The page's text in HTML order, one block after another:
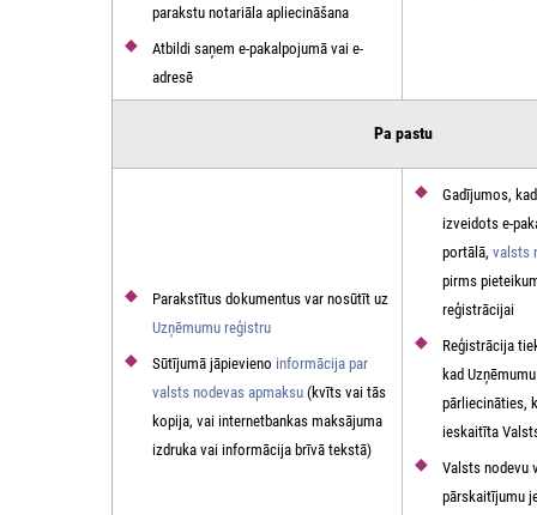
parakstu notariāla apliecināšana
Atbildi saņem e-pakalpojumā vai e-
adresē
Pa pastu
Parakstītus dokumentus var nosūtīt uz
Uzņēmumu reģistru
Sūtījumā jāpievieno informācija par
valsts nodevas apmaksu (kvīts vai tās
kopija, vai internetbankas maksājuma
izdruka vai informācija brīvā tekstā)
Gadījumos,
izveidots e-
portālā, valsts
pirms
reģistrācijai
Reģistrācija
kad
pārliecināties,
ieskaitīta
Valsts nodevu
pārskaitījumu